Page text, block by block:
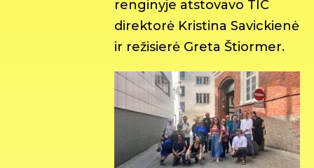
renginyje atstovavo TIC
direktorė Kristina Savickienė
ir režisierė Greta Štiormer.